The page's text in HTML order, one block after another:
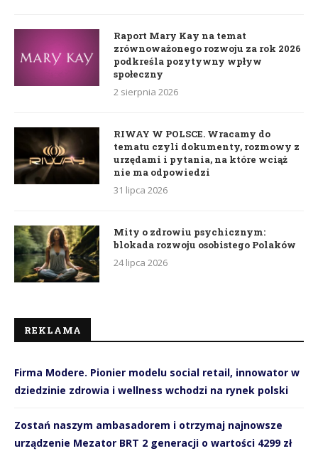
Raport Mary Kay na temat
zrównoważonego rozwoju za rok 2026
podkreśla pozytywny wpływ
społeczny
2 sierpnia 2026
RIWAY W POLSCE. Wracamy do
tematu czyli dokumenty, rozmowy z
urzędami i pytania, na które wciąż
nie ma odpowiedzi
31 lipca 2026
Mity o zdrowiu psychicznym:
blokada rozwoju osobistego Polaków
24 lipca 2026
REKLAMA
Firma Modere. Pionier modelu social retail, innowator w
dziedzinie zdrowia i wellness wchodzi na rynek polski
Zostań naszym ambasadorem i otrzymaj najnowsze
urządzenie Mezator BRT 2 generacji o wartości 4299 zł